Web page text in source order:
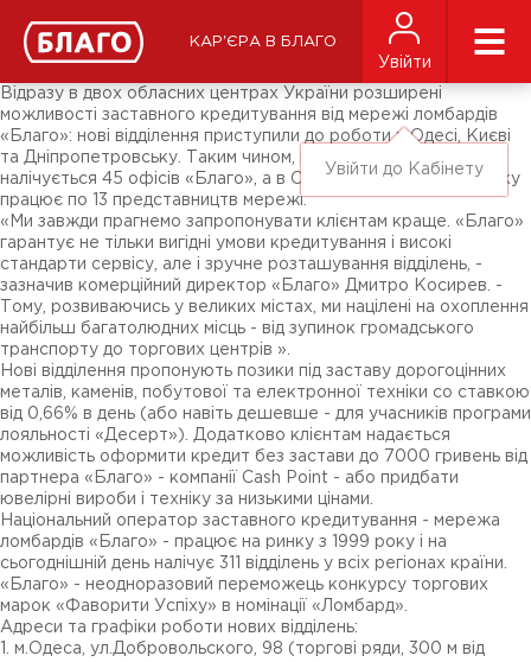
КАР'ЄРА В БЛАГО
Увійти
Увійти до Кабінету
ЗМІ про нас
Підписники соц-мереж
Ярмарки
Відразу в двох обласних центрах України розширені
можливості заставного кредитування від мережі ломбардів
«Благо»: нові відділення приступили до роботи в Одесі, Києві
та Дніпропетровську. Таким чином, в столиці відтепер
налічується 45 офісів «Благо», а в Одесі та Дніпропетровську
працює по 13 представництв мережі.
«Ми завжди прагнемо запропонувати клієнтам краще. «Благо»
гарантує не тільки вигідні умови кредитування і високі
стандарти сервісу, але і зручне розташування відділень, -
зазначив комерційний директор «Благо» Дмитро Косирев. -
Тому, розвиваючись у великих містах, ми націлені на охоплення
найбільш багатолюдних місць - від зупинок громадського
транспорту до торгових центрів ».
Нові відділення пропонують позики під заставу дорогоцінних
металів, каменів, побутової та електронної техніки cо ставкою
від 0,66% в день (або навіть дешевше - для учасників програми
лояльності «Десерт»). Додатково клієнтам надається
можливість оформити кредит без застави до 7000 гривень від
партнера «Благо» - компанії Cash Point - або придбати
ювелірні вироби і техніку за низькими цінами.
Національний оператор заставного кредитування - мережа
ломбардів «Благо» - працює на ринку з 1999 року і на
сьогоднішній день налічує 311 відділень у всіх регіонах країни.
«Благо» - неодноразовий переможець конкурсу торгових
марок «Фаворити Успіху» в номінації «Ломбард».
Адреси та графіки роботи нових відділень:
1. м.Одеса, ул.Добровольского, 98 (торгові ряди, 300 м від